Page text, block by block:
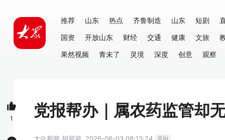
推荐 山东 热点 齐鲁制造 山东 短剧
国资
开放山东 财经 交通 健康 文旅
果然视频
青未了 灵境 深度 创意 观察
党报帮办｜属农药监管却
原创
1